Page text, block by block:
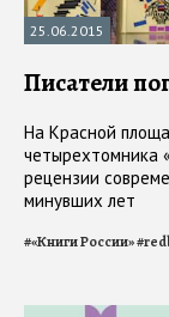
25.06.2015
Писатели
На Красной
четырехтомника
рецензии
минувших лет
#«Книги России»#